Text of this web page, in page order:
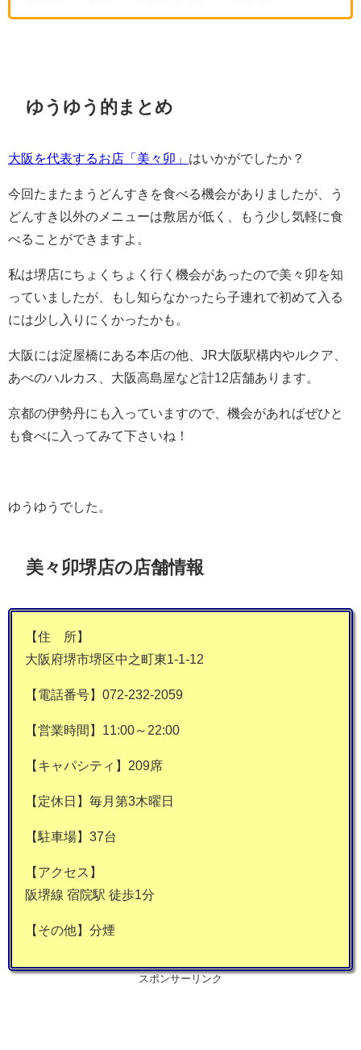
ゆうゆう的まとめ
大阪を代表するお店「美々卯」 はいかがでしたか？
今回たまたまうどんすきを食べる機会がありましたが、う
どんすき以外のメニューは敷居が低く、もう少し気軽に食
べることができますよ。
私は堺店にちょくちょく行く機会があったので美々卯を知
っていましたが、もし知らなかったら子連れで初めて入る
には少し入りにくかったかも。
大阪には淀屋橋にある本店の他、JR大阪駅構内やルクア、
あべのハルカス、大阪高島屋など計12店舗あります。
京都の伊勢丹にも入っていますので、機会があればぜひと
も食べに入ってみて下さいね！
ゆうゆうでした。
美々卯堺店の店舗情報
【住 所】
大阪府堺市堺区中之町東1-1-12
【電話番号】072-232-2059
【営業時間】11:00～22:00
【キャパシティ】209席
【定休日】毎月第3木曜日
【駐車場】37台
【アクセス】
阪堺線 宿院駅 徒歩1分
【その他】分煙
スポンサーリンク